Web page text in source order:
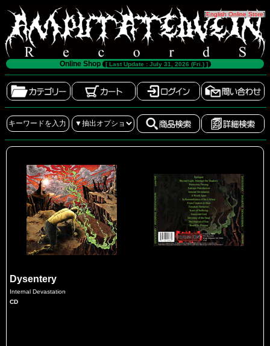
[English Online Store]
Online Shop [ Last Update : July 31, 2026 (Fri.) ]
Dysentery
Internal Devastation
CD